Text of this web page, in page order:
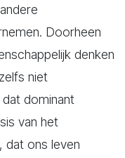
Doorheen
denken
niet
dominant
van het
dat ons leven